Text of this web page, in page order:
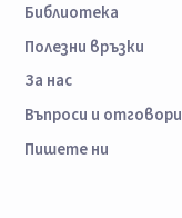
Библиотека
Полезни връзки
За нас
Въпроси и отговори
Пишете ни